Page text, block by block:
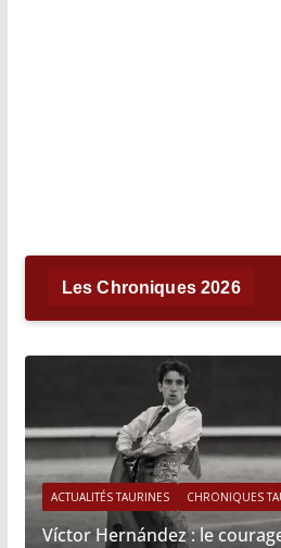
Les Chroniques 2026
ACTUALITÉS TAURINES CHRONIQUES
Víctor Hernández : le